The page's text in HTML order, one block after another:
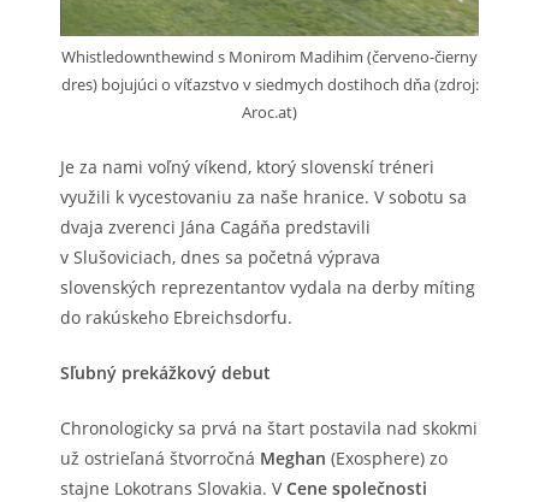
Whistledownthewind s Monirom Madihim (červeno-čierny
dres) bojujúci o víťazstvo v siedmych dostihoch dňa (zdroj:
Aroc.at)
Je za nami voľný víkend, ktorý slovenskí tréneri
využili k vycestovaniu za naše hranice. V sobotu sa
dvaja zverenci Jána Cagáňa predstavili
v Slušoviciach, dnes sa početná výprava
slovenských reprezentantov vydala na derby míting
do rakúskeho Ebreichsdorfu.
Sľubný prekážkový debut
Chronologicky sa prvá na štart postavila nad skokmi
už ostrieľaná štvorročná Meghan (Exosphere) zo
stajne Lokotrans Slovakia. VCene společnosti